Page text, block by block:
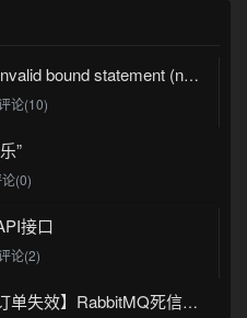
mybatis plus 出现 Invalid bound statement (not found)
论(10)
”
(0)
接口
论(2)
【延时任务处理、订单失效】RabbitMQ死信队列实现